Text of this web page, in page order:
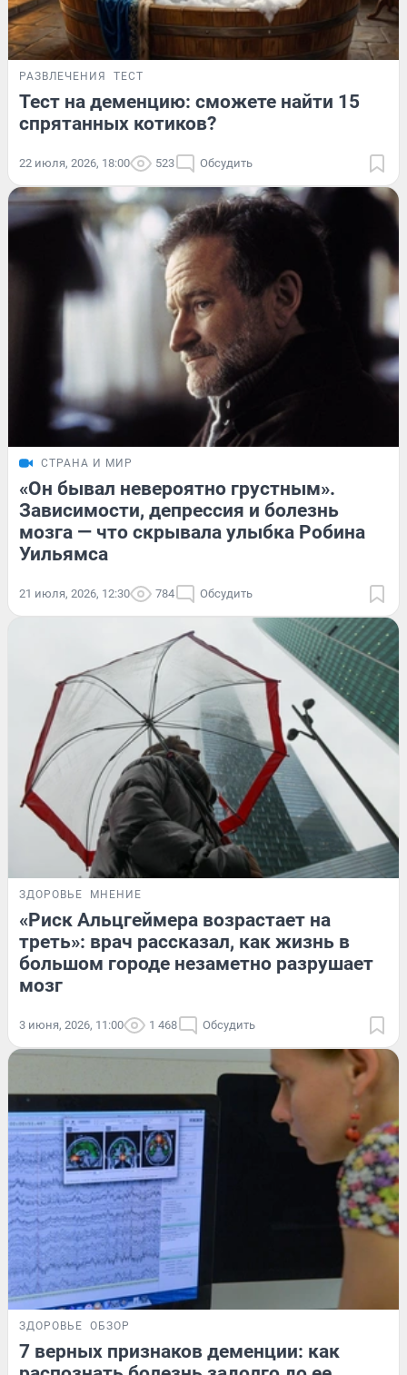
РАЗВЛЕЧЕНИЯ ТЕСТ
Тест на деменцию: сможете найти 15
спрятанных котиков?
22 июля, 2026, 18:00 523 Обсудить
СТРАНА И МИР
«Он бывал невероятно грустным».
Зависимости, депрессия и болезнь
мозга — что скрывала улыбка Робина
Уильямса
21 июля, 2026, 12:30 784 Обсудить
ЗДОРОВЬЕ МНЕНИЕ
«Риск Альцгеймера возрастает на
треть»: врач рассказал, как жизнь в
большом городе незаметно разрушает
мозг
3 июня, 2026, 11:00 1 468 Обсудить
ЗДОРОВЬЕ ОБЗОР
7 верных признаков деменции: как